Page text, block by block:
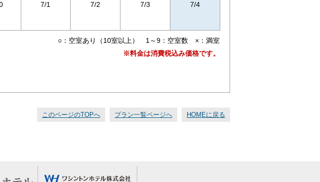
7/1 7/2 7/3 7/4
○：空室あり（10室以上） 1～9：空室数 ×：満室
※料金は消費税込み価格です。
このページのTOPへ プラン一覧ページへ HOMEに戻る